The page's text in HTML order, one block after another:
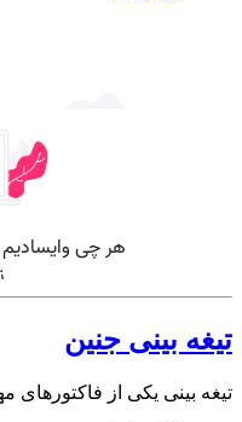
تیغه بینی جنین
تیغه بینی یکی از